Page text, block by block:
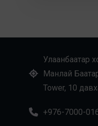
Улаанбаатар
Манлай
Tower, 10
+976-7000-